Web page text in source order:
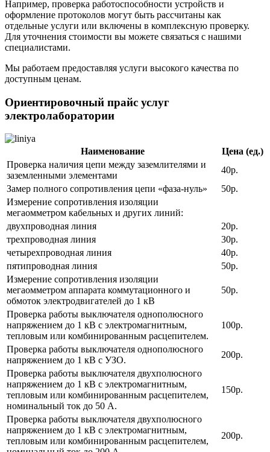
Например, проверка работоспособности устройств и
оформление протоколов могут быть рассчитаны как
отдельные услуги или включены в комплексную проверку.
Для уточнения стоимости вы можете связаться с нашими
специалистами.
Мы работаем предоставляя услуги высокого качества по
доступным ценам.
Ориентировочный прайс услуг
электролаборатории
Наименование
Цена (ед.)
Проверка наличия цепи между заземлителями и
заземленными элементами
40р.
Замер полного сопротивления цепи «фаза-нуль»
50р.
Измерение сопротивления изоляции
мегаомметром кабельных и других линий:
двухпроводная линия
20р.
трехпроводная линия
30р.
четырехпроводная линия
40р.
пятипроводная линия
50р.
Измерение сопротивления изоляции
мегаомметром аппарата коммутационного и
обмоток электродвигателей до 1 кВ
50р.
Проверка работы выключателя однополюсного
напряжением до 1 кВ с электромагнитным,
тепловым или комбинированным расцепителем.
100р.
Проверка работы выключателя однополюсного
напряжением до 1 кВ с УЗО.
200р.
Проверка работы выключателя двухполюсного
напряжением до 1 кВ с электромагнитным,
тепловым или комбинированным расцепителем,
номинальный ток до 50 А.
150р.
Проверка работы выключателя двухполюсного
напряжением до 1 кВ с электромагнитным,
тепловым или комбинированным расцепителем,
200р.